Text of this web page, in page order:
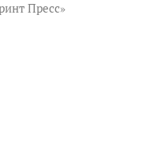
Пресс»